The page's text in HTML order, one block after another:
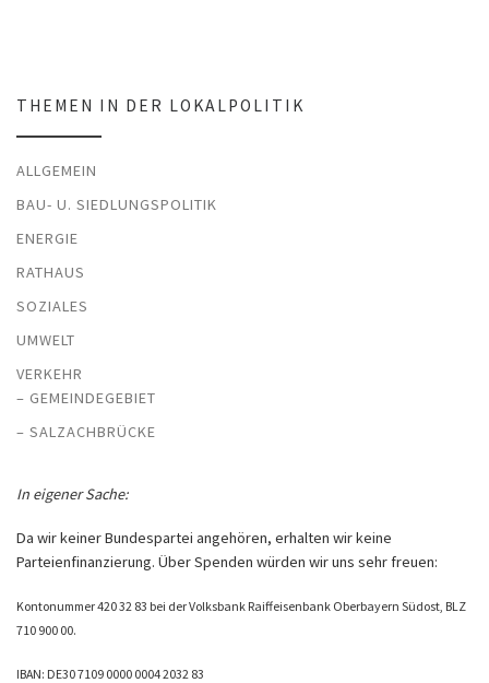
THEMEN IN DER LOKALPOLITIK
ALLGEMEIN
BAU- U. SIEDLUNGSPOLITIK
ENERGIE
RATHAUS
SOZIALES
UMWELT
VERKEHR
– GEMEINDEGEBIET
– SALZACHBRÜCKE
In eigener Sache:
Da wir keiner Bundespartei angehören, erhalten wir keine
Parteienfinanzierung. Über Spenden würden wir uns sehr freuen:
Kontonummer 420 32 83 bei der Volksbank Raiffeisenbank Oberbayern Südost, BLZ
710 900 00.
IBAN: DE30 7109 0000 0004 2032 83